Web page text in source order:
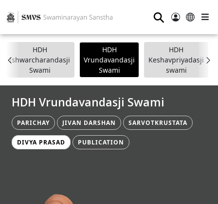
⚲
HDH
Ishwarcharandasji
Swami
HDH
Vrundavandasji
Swami
HDH
Keshavpriyadasji
swami
HDH Vrundavandasji Swami
PARICHAY JIVAN DARSHAN SARVOTKRUSTATA
DIVYA PRASAD PUBLICATION